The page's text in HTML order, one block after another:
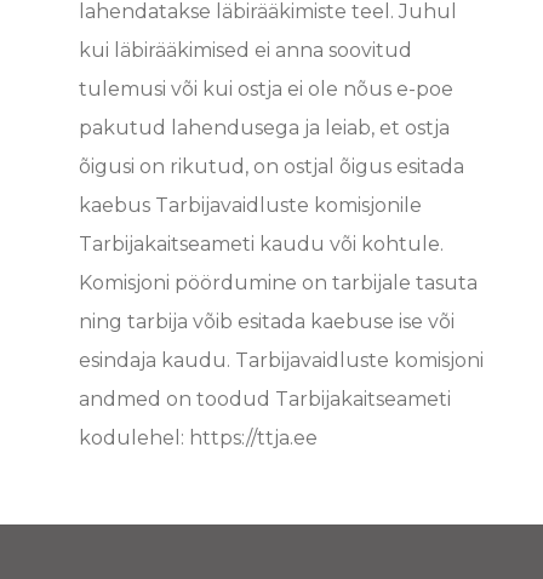
lahendatakse läbirääkimiste teel. Juhul
kui läbirääkimised ei anna soovitud
tulemusi või kui ostja ei ole nõus e-poe
pakutud lahendusega ja leiab, et ostja
õigusi on rikutud, on ostjal õigus esitada
kaebus Tarbijavaidluste komisjonile
Tarbijakaitseameti kaudu või kohtule.
Komisjoni pöördumine on tarbijale tasuta
ning tarbija võib esitada kaebuse ise või
esindaja kaudu. Tarbijavaidluste komisjoni
andmed on toodud Tarbijakaitseameti
kodulehel: https://ttja.ee